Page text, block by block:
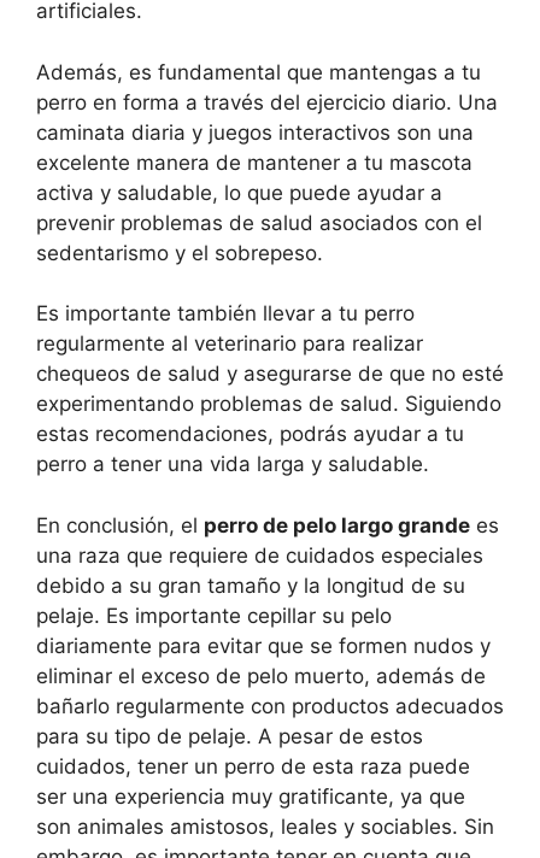
artificiales.
Además, es fundamental que mantengas a tu
perro en forma a través del ejercicio diario. Una
caminata diaria y juegos interactivos son una
excelente manera de mantener a tu mascota
activa y saludable, lo que puede ayudar a
prevenir problemas de salud asociados con el
sedentarismo y el sobrepeso.
Es importante también llevar a tu perro
regularmente al veterinario para realizar
chequeos de salud y asegurarse de que no esté
experimentando problemas de salud. Siguiendo
estas recomendaciones, podrás ayudar a tu
perro a tener una vida larga y saludable.
En conclusión, el perro de pelo largo grande es
una raza que requiere de cuidados especiales
debido a su gran tamaño y la longitud de su
pelaje. Es importante cepillar su pelo
diariamente para evitar que se formen nudos y
eliminar el exceso de pelo muerto, además de
bañarlo regularmente con productos adecuados
para su tipo de pelaje. A pesar de estos
cuidados, tener un perro de esta raza puede
ser una experiencia muy gratificante, ya que
son animales amistosos, leales y sociables. Sin